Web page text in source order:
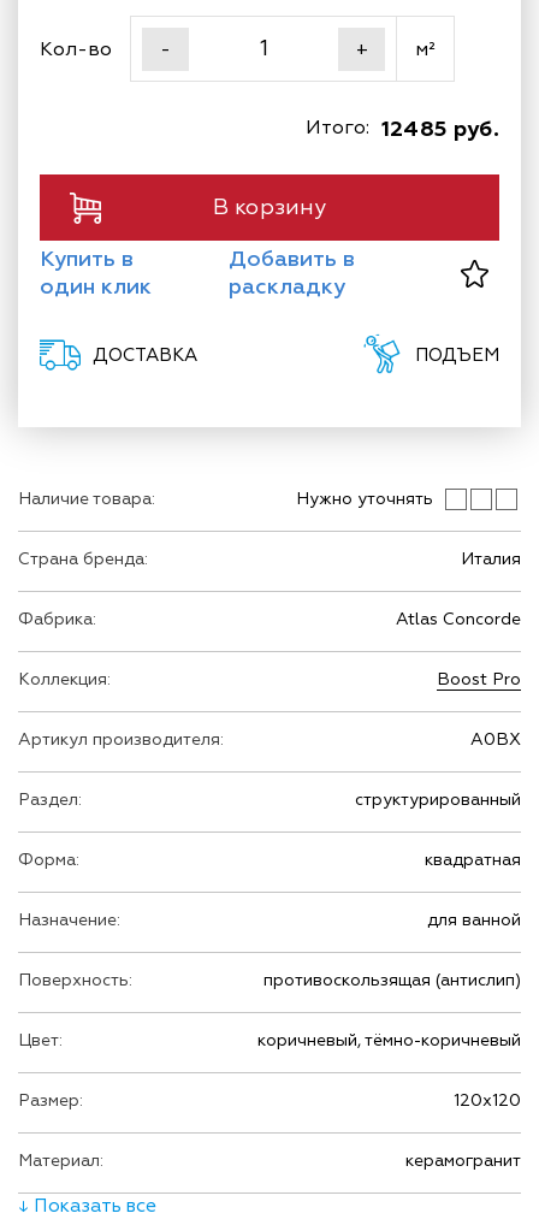
Наличие товара: Нужно уточнять
Страна бренда: Италия
Фабрика: Atlas Concorde
Коллекция: Boost Pro
Артикул производителя: A0BX
Раздел: структурированный
Форма: квадратная
Назначение: для ванной
Поверхность: противоскользящая (антислип)
Цвет: коричневый, тёмно-коричневый
Размер: 120х120
Материал: керамогранит
↓ Показать все
Кол-во - + м²
12485 руб.
Итого:
В корзину
Купить в
один клик
Добавить в
раскладку
ДОСТАВКА ПОДЪЕМ